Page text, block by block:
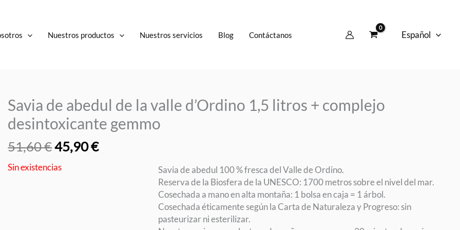
Nuestros productos Nuestros servicios Blog Contáctanos Español
Savia de abedul de la valle d’Ordino 1,5 litros + complejo
desintoxicante gemmo
51,60€El
precio
original
45,90€El
Savia de abedul 100 % fresca del Valle de Ordino.
Reserva de la Biosfera de la UNESCO: 1700 metros sobre el nivel del mar.
Cosechada a mano en alta montaña: 1 bolsa en caja = 1 árbol.
Cosechada éticamente según la Carta de Naturaleza y Progreso: sin
pasteurizar ni esterilizar.
Sin existencias